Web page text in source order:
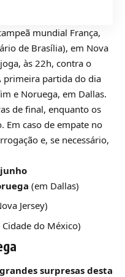
mundial França,
de Brasília), em Nova
às 22h, contra o
primeira partida do dia
e Noruega, em Dallas.
de final, enquanto os
Em caso de empate no
e, se necessário,
(em Dallas)
Jersey)
Cidade do México)
surpresas desta